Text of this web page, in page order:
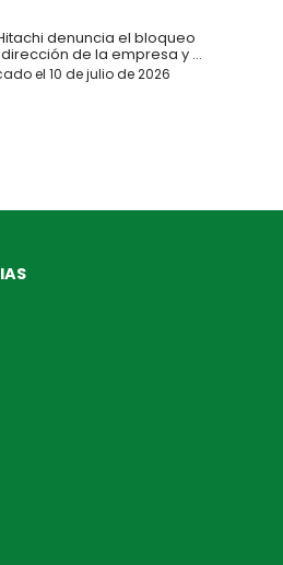
denuncia el bloqueo
de la empresa y ...
el 10 de julio de 2026